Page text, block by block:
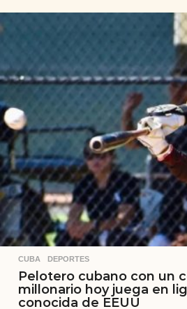
CUBA ,DEPORTES
Pelotero cubano con un
millonario hoy juega en
conocida de EEUU